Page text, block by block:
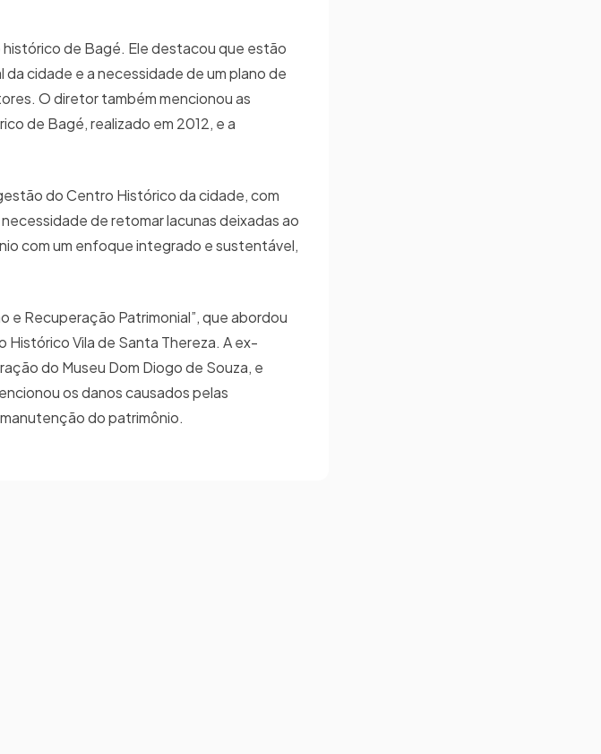
de Bagé. Ele destacou que estão
cidade e a necessidade de um plano de
O diretor também mencionou as
de Bagé, realizado em 2012, e a
do Centro Histórico da cidade, com
de retomar lacunas deixadas ao
com um enfoque integrado e sustentável,
e Recuperação Patrimonial”, que abordou
Vila de Santa Thereza. A ex-
do Museu Dom Diogo de Souza, e
os danos causados pelas
do patrimônio.